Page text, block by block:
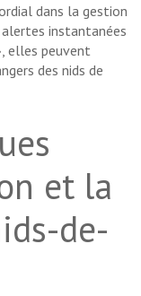
dans la gestion
instantanées
elles peuvent
des nids de
et la
de-